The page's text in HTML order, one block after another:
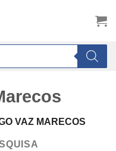
VAZ MARECOS